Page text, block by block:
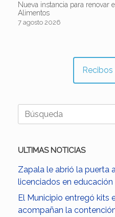
Nueva instancia para renovar
Alimentos
7 agosto 2026
Buscar:
ULTIMAS NOTICIAS
Zapala le abrió la puerta
licenciados en educación
El Municipio entregó kits
acompañan la